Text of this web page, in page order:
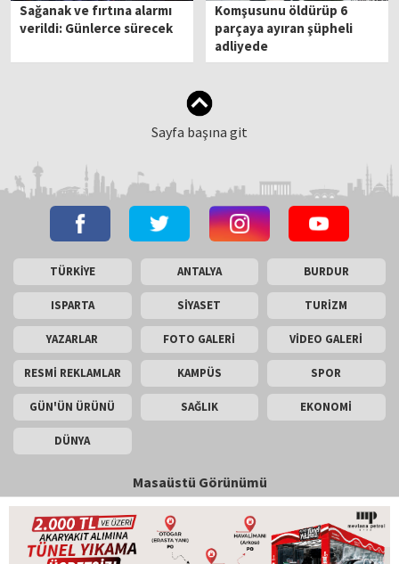
Sağanak ve fırtına alarmı
verildi: Günlerce sürecek
Komşusunu öldürüp 6
parçaya ayıran şüpheli
adliyede
Sayfa başına git
TÜRKİYE ANTALYA BURDUR
ISPARTA SİYASET TURİZM
YAZARLAR FOTO GALERİ VİDEO GALERİ
RESMİ REKLAMLAR KAMPÜS SPOR
GÜN'ÜN ÜRÜNÜ SAĞLIK EKONOMİ
DÜNYA
Masaüstü Görünümü
İletişim
Copyright © 2026 Gün Haber